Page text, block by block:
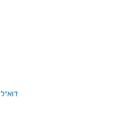
service@one-office.co.il : דוא״ל